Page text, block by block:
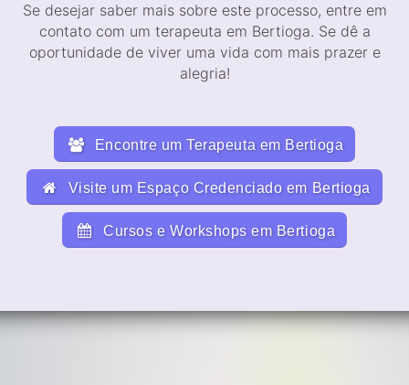
Se desejar saber mais sobre este processo, entre em
contato com um terapeuta em Bertioga. Se dê a
oportunidade de viver uma vida com mais prazer e
alegria!
Encontre um Terapeuta em Bertioga
Visite um Espaço Credenciado em Bertioga
Cursos e Workshops em Bertioga